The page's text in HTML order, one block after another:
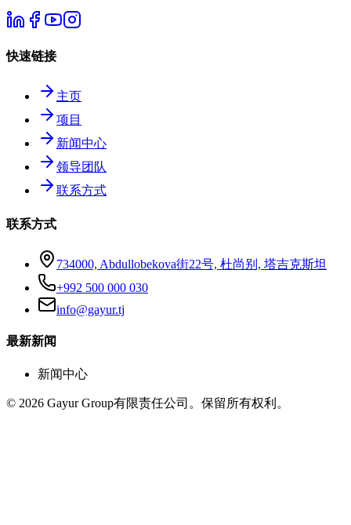
快速链接
主页
项目
新闻中心
领导团队
联系方式
联系方式
734000, Abdullobekova街22号, 杜尚别, 塔吉克斯坦
+992 500 000 030
info@gayur.tj
最新新闻
新闻中心
© 2026 Gayur Group有限责任公司。保留所有权利。